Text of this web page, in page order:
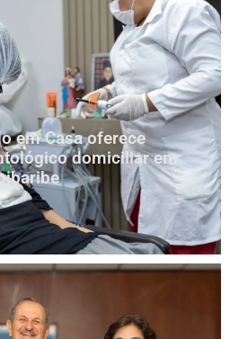
em Casa oferece
domiciliar em